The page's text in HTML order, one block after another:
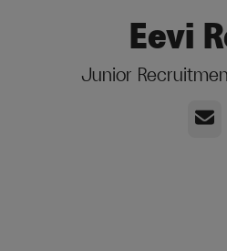
Eevi
Junior